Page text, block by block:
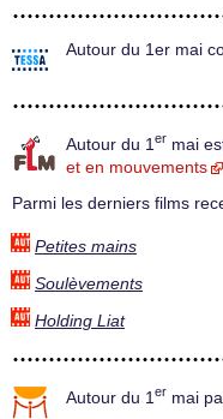
Autour du 1er mai
Autour du 1 er mai
et en mouvements
Parmi les derniers films
Petites mains
Soulèvements
Holding Liat
Autour du 1 er mai